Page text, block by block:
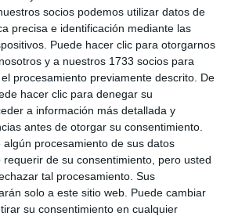
socios podemos utilizar datos de
precisa e identificación mediante las
Puede hacer clic para otorgarnos
y a nuestros 1733 socios para
procesamiento previamente descrito. De
hacer clic para denegar su
a información más detallada y
antes de otorgar su consentimiento.
algún procesamiento de sus datos
de su consentimiento, pero usted
tal procesamiento. Sus
solo a este sitio web. Puede cambiar
su consentimiento en cualquier